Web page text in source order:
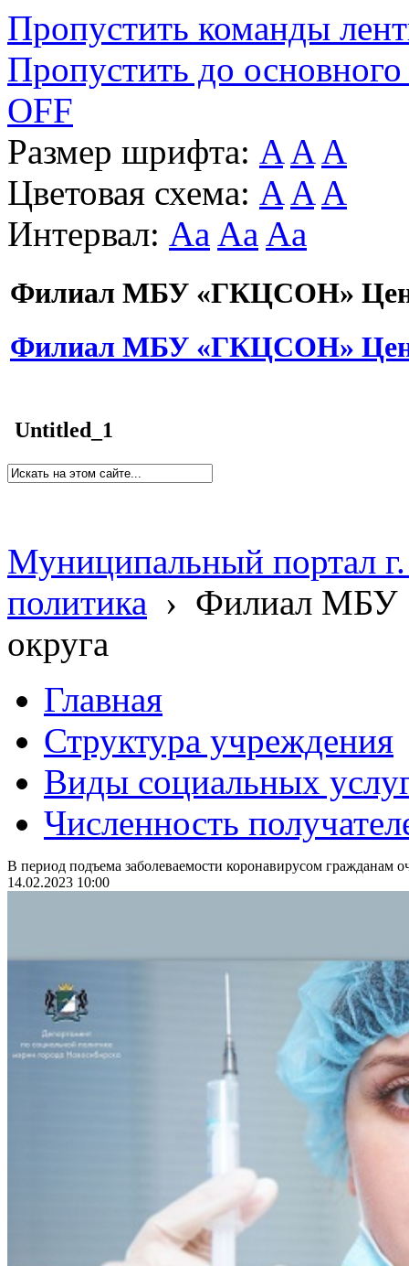
Пропустить команды
Пропустить до основного
OFF
Размер шрифта: A A A
Цветовая схема: A A A
Интервал: Aa Aa Aa
Филиал МБУ «ГКЦСОН»
Филиал МБУ «ГКЦСОН»
Untitled_1
Муниципальный портал
политика › Филиал МБУ
округа
Главная
Структура учреждения
Виды социальных
Численность
В период подъема заболеваемости коронавирусом гражданам
14.02.2023 10:00